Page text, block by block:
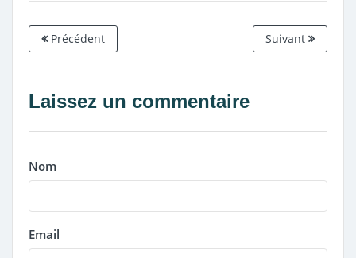
Précédent Suivant
Laissez un commentaire
Nom
Email